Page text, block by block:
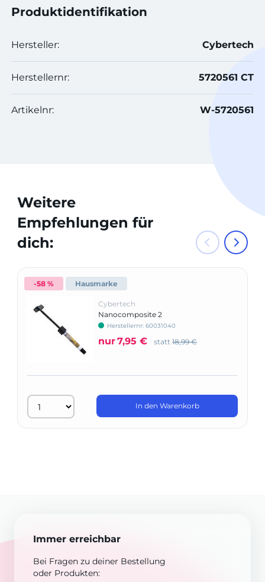
Produktidentifikation
Hersteller: Cybertech
Herstellernr: 5720561 CT
Artikelnr: W-5720561
Weitere
Empfehlungen für
dich:
-58 % Hausmarke
Cybertech
Nanocomposite 2
Herstellernr: 60031040
nur7,95 € statt 18,99 €
In den Warenkorb
Immer erreichbar
Bei Fragen zu deiner Bestellung
oder Produkten: